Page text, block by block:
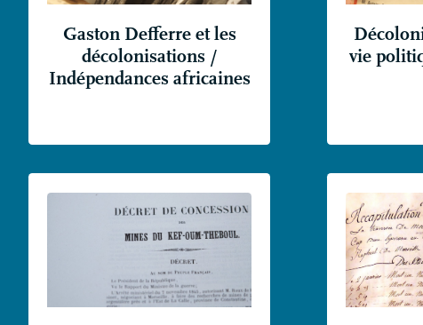
Gaston Defferre et les
décolonisations /
Indépendances africaines
vie